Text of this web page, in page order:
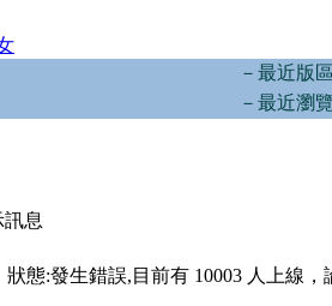
－最近版
－最近瀏
息
狀態:發生錯誤,目前有 10003 人上線